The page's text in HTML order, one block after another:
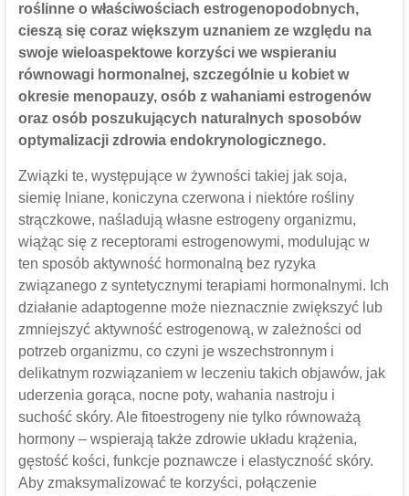
roślinne o właściwościach estrogenopodobnych,
cieszą się coraz większym uznaniem ze względu na
swoje wieloaspektowe korzyści we wspieraniu
równowagi hormonalnej, szczególnie u kobiet w
okresie menopauzy, osób z wahaniami estrogenów
oraz osób poszukujących naturalnych sposobów
optymalizacji zdrowia endokrynologicznego.
Związki te, występujące w żywności takiej jak soja,
siemię lniane, koniczyna czerwona i niektóre rośliny
strączkowe, naśladują własne estrogeny organizmu,
wiążąc się z receptorami estrogenowymi, modulując w
ten sposób aktywność hormonalną bez ryzyka
związanego z syntetycznymi terapiami hormonalnymi. Ich
działanie adaptogenne może nieznacznie zwiększyć lub
zmniejszyć aktywność estrogenową, w zależności od
potrzeb organizmu, co czyni je wszechstronnym i
delikatnym rozwiązaniem w leczeniu takich objawów, jak
uderzenia gorąca, nocne poty, wahania nastroju i
suchość skóry. Ale fitoestrogeny nie tylko równoważą
hormony – wspierają także zdrowie układu krążenia,
gęstość kości, funkcje poznawcze i elastyczność skóry.
Aby zmaksymalizować te korzyści, połączenie